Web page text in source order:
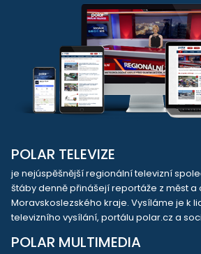
POLAR TELEVIZE
je nejúspěšnější regionální televizní
štáby denně přinášejí reportáže z měst a
Moravskoslezského kraje. Vysíláme je k
televizního vysílání, portálu polar.cz a
POLAR MULTIMEDIA